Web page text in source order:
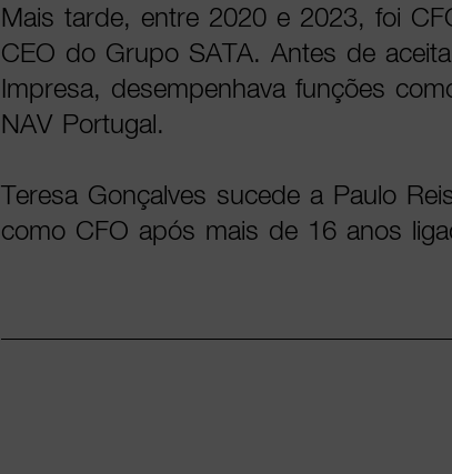
Mais tarde, entre 2020 e 2023, foi
CEO do Grupo SATA. Antes de
Impresa, desempenhava funções
NAV Portugal.
Teresa Gonçalves sucede a Paulo
como CFO após mais de 16 anos